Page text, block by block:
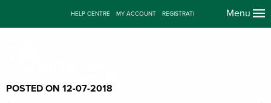
HELP CENTRE MY ACCOUNT REGISTRATI Menu
POSTED ON 12-07-2018